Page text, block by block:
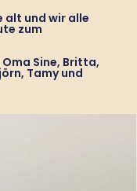
alt und wir alle
zum
Oma Sine, Britta,
Tamy und